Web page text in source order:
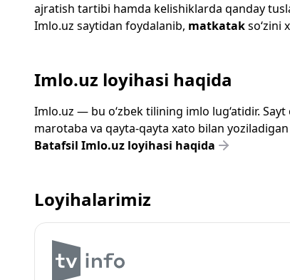
ajratish tartibi hamda kelishiklarda qanday
Imlo.uz saytidan foydalanib, matkatakso‘zini
Imlo.uz loyihasi haqida
Imlo.uz — bu o‘zbek tilining imlo lug‘atidir.
marotaba va qayta-qayta xato bilan
Batafsil Imlo.uz loyihasi haqida
Loyihalarimiz